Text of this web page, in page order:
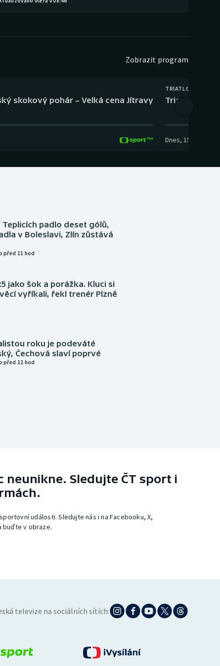
Zobrazit program
skokový pohár – Velká cena Jítravy
TRIATLON
Triatlon:
Dnes, 15:00
Teplicích padlo deset gólů,
v Boleslavi, Zlín zůstává
před 11 hod
jako šok a porážka. Kluci si
vyříkali, řekl trenér Plzně
roku je podeváté
Čechová slaví poprvé
před 12 hod
neunikne. Sledujte ČT sport i
události. Sledujte nás i na Facebooku, X,
buďte v obraze.
televize na sociálních sítích: